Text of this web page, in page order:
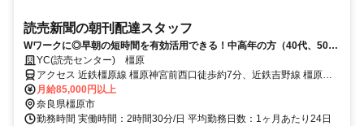
読売新聞の朝刊配達スタッフ
Wワークに◎早朝の短時間を有効活用できる！中高年の方（40代、50
代、60代）も活躍中！
YC(読売センター) 橿原
アクセス 近鉄橿原線 橿原神宮前西口徒歩約7分、近鉄吉野線 橿原神
宮前西口徒歩約7分、近鉄南大阪線 橿原神宮前西口徒歩約7分
月給85,000円以上
奈良県橿原市
勤務時間 実働時間：2時間30分/日 平均勤務日数：1ヶ月あたり24日